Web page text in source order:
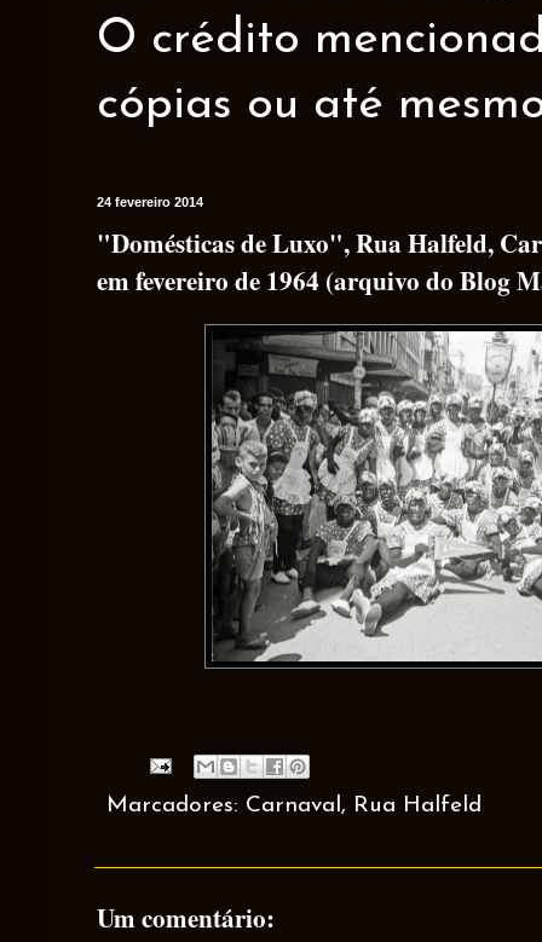
O crédito
cópias ou até
24 fevereiro 2014
"Domésticas de Luxo", Rua Halfeld,
em fevereiro de 1964 (arquivo do Blog
Marcadores: Carnaval , Rua Halfeld
Um comentário: